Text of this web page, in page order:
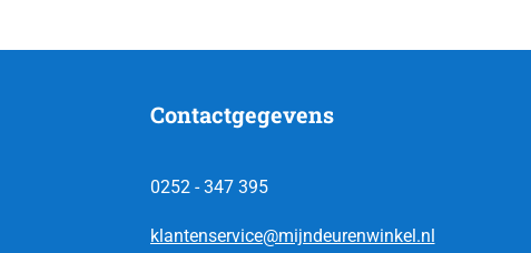
Contactgegevens
0252 - 347 395
klantenservice@mijndeurenwinkel.nl